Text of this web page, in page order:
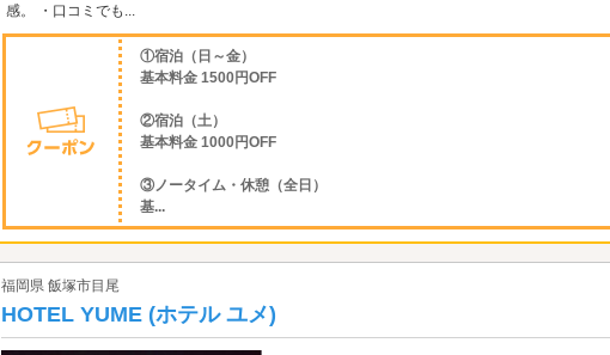
感。 ・口コミでも...
①宿泊（日～金）
基本料金 1500円OFF
②宿泊（土）
基本料金 1000円OFF
③ノータイム・休憩（全日）
基...
福岡県 飯塚市目尾
HOTEL YUME (ホテル ユメ)